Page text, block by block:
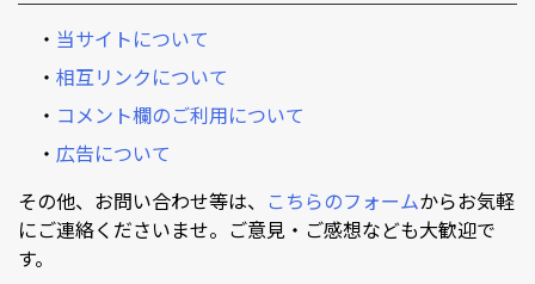
・ 当サイトについて
・ 相互リンクについて
・ コメント欄のご利用について
・ 広告について
その他、お問い合わせ等は、 こちらのフォームからお気軽
にご連絡くださいませ。ご意見・ご感想なども大歓迎で
す。